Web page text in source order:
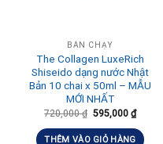
BÁN CHẠY
The Collagen LuxeRich
Shiseido dạng nước Nhật
Bản 10 chai x 50ml – MẪU
MỚI NHẤT
720,000₫ 595,000 ₫
THÊM VÀO GIỎ HÀNG